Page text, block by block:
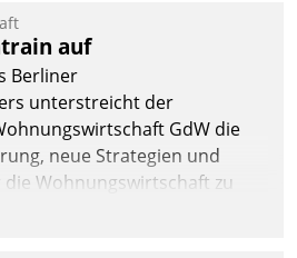
daher
Datatrain GmbH den
digitalisiert.
auf
Berliner
unterstreicht der
GdW die
neue Strategien und
Wohnungswirtschaft zu